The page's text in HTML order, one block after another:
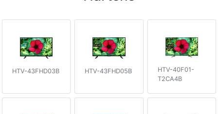
HTV-43FHD03B HTV-43FHD05B
HTV-40F01-
T2CA4B